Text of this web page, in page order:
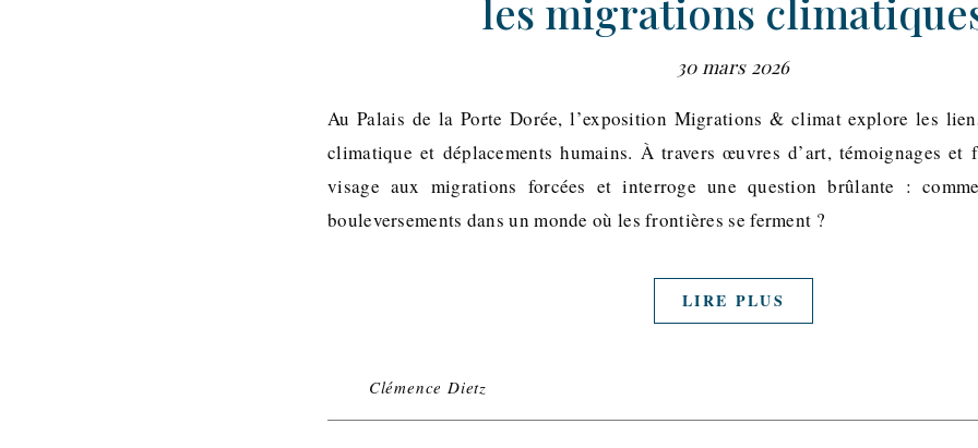
les migrations
30 mars 2026
Au Palais de la Porte Dorée, l’exposition Migrations & climat explore les
climatique et déplacements humains. À travers œuvres d’art, témoignages
visage aux migrations forcées et interroge une question brûlante :
bouleversements dans un monde où les frontières se ferment ?
LIRE PLUS
Clémence Dietz